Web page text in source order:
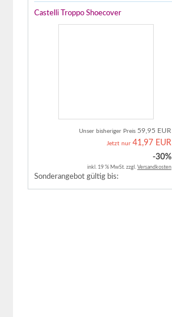
Castelli Troppo Shoecover
Unser bisheriger Preis 59,95 EUR
Jetzt nur 41,97 EUR
-30%
inkl. 19 % MwSt. zzgl. Versandkosten
Sonderangebot gültig bis: